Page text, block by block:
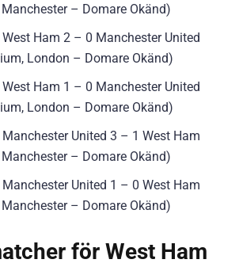
– Domare Okänd)
Ham 2 – 0 Manchester United
London – Domare Okänd)
Ham 1 – 0 Manchester United
London – Domare Okänd)
United 3 – 1 West Ham
– Domare Okänd)
United 1 – 0 West Ham
– Domare Okänd)
för West Ham